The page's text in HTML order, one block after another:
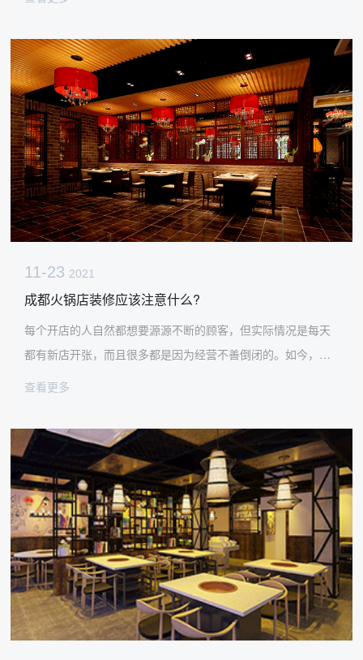
11-23 2021
成都火锅店装修应该注意什么?
每个开店的人自然都想要源源不断的顾客，但实际情况是每天
都有新店开张，而且很多都是因为经营不善倒闭的。如今，火
锅店很受大众欢迎，很多人都动了心思。那么，除了火锅店的
呢？让我们一起来看看太古汇，一家火锅店的设计公司。
查看更多